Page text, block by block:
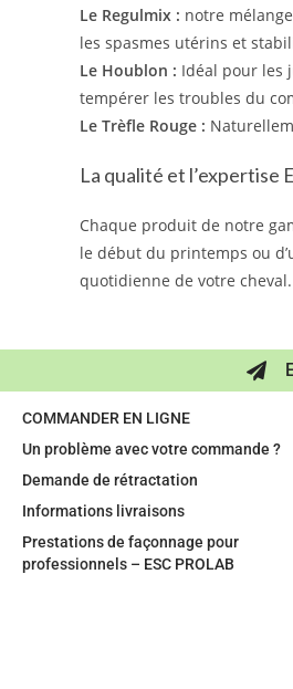
Le Regulmix : notre
les spasmes utérins et
Le Houblon : Idéal pour les
tempérer les troubles du
Le Trèfle Rouge :
La qualité et l’expertise
Chaque produit de notre
le début du printemps ou
quotidienne de votre
COMMANDER EN LIGNE
Un problème avec votre commande ?
Demande de rétractation
Informations livraisons
Prestations de façonnage pour
professionnels – ESC PROLAB